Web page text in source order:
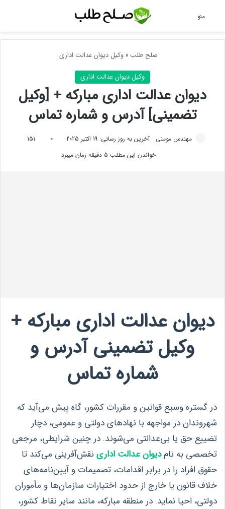
منو
صلح طلب » وکیل دیوان عدالت اداری
وکیل دیوان عدالت اداری
دیوان عدالت اداری مبارکه + [وکیل
تضمینی] آدرس و شماره تماس
مهندس مومنی آخرین به روز رسانی: 19 اکتبر 2025 0
151
خواندن این مطلب 5 دقیقه زمان میبرد
دیوان عدالت اداری مبارکه +
وکیل تضمینی آدرس و
شماره تماس
در گستره وسیع قوانین و مقررات کشور، گاه پیش می‌آید که
شهروندان در مواجهه با نهادهای دولتی و عمومی، دچار
تضییع حق یا بی‌عدالتی می‌شوند. در چنین شرایطی، مرجعی
تخصصی به نامدیوان عدالت ادارینقش‌آفرینی می‌کند تا
حقوق افراد را در برابر اقدامات، تصمیمات و آیین‌نامه‌های
خلاف قانون یا خارج از حدود اختیارات سازمان‌ها و مأموران
دولتی، احیا نماید. در منطقه مبارکه، مانند سایر نقاط کشور،